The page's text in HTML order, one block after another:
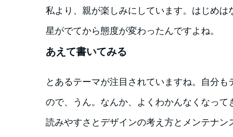
私より、親が楽しみにしています。はじめは
星がでてから態度が変わったんですよね。
あえて書いてみる
とあるテーマが注目されていますね。自分
ので、うん。なんか、よくわかんなくなって
読みやすさとデザインの考え方とメンテナン